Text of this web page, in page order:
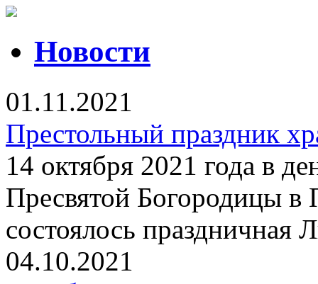
Новости
01.11.2021
Престольный праздник
14 октября 2021 года в
Пресвятой Богородицы в
состоялось праздничная
04.10.2021